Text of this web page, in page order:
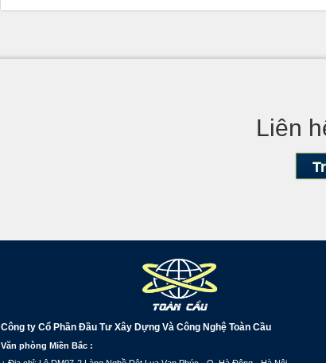
Liên
Công ty Cổ Phần Đầu Tư Xây Dựng Và Công Nghệ Toàn Cầu
Văn phòng Miền Bắc :